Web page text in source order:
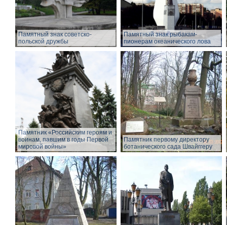
Памятный знак советско-
польской дружбы
Памятный знак рыбакам-
пионерам океанического лова
Памятник «Российским героям и
воинам, павшим в годы Первой
мировой войны»
Памятник первому директору
ботанического сада Швайггеру